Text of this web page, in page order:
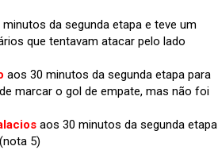
da segunda etapa e teve um
que tentavam atacar pelo lado
aos 30 minutos da segunda etapa para
marcar o gol de empate, mas não foi
aos 30 minutos da segunda etapa
5)